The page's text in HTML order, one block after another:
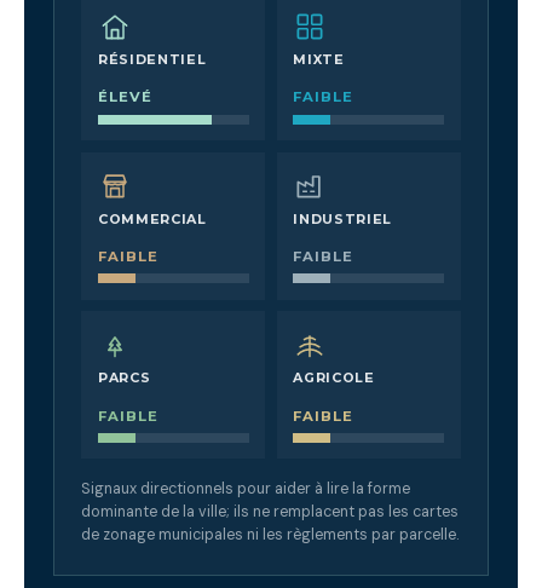
RÉSIDENTIEL
ÉLEVÉ
MIXTE
FAIBLE
COMMERCIAL
FAIBLE
INDUSTRIEL
FAIBLE
PARCS
FAIBLE
AGRICOLE
FAIBLE
Signaux directionnels pour aider à lire la forme
dominante de la ville; ils ne remplacent pas les cartes
de zonage municipales ni les règlements par parcelle.